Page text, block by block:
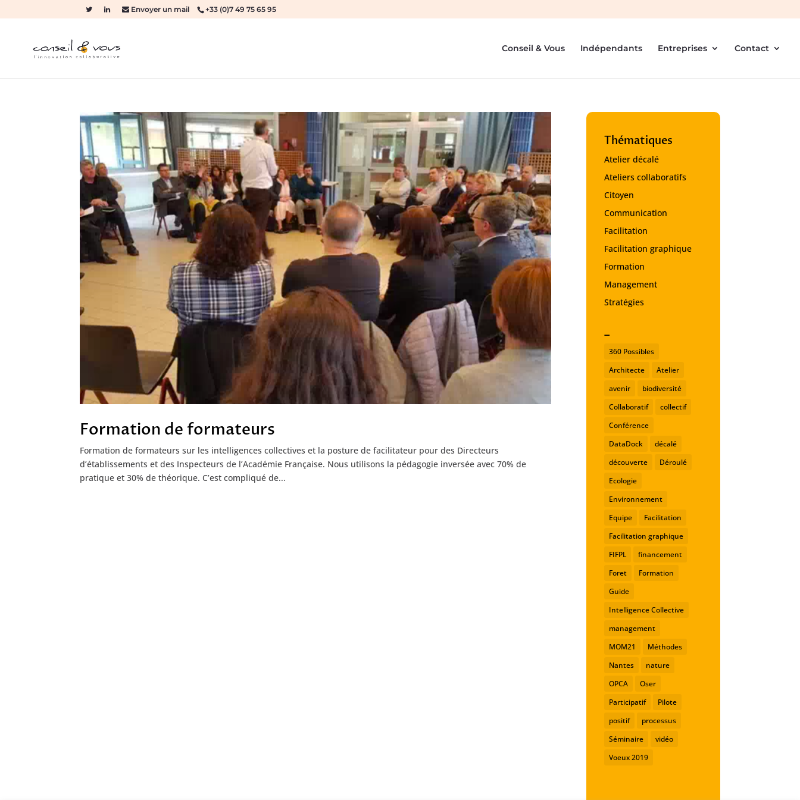
Envoyer un mail +33 (0)7 49 75 65 95
Conseil & Vous Indépendants Entreprises Contact
Formation de formateurs
Formation de formateurs sur les intelligences collectives et la posture de facilitateur pour des Directeurs
d’établissements et des Inspecteurs de l’Académie Française. Nous utilisons la pédagogie inversée avec 70% de
pratique et 30% de théorique. C’est compliqué de...
Thématiques
Atelier décalé
Ateliers collaboratifs
Citoyen
Communication
Facilitation
Facilitation graphique
Formation
Management
Stratégies
_
360 Possibles
Architecte
Atelier
avenir
biodiversité
Collaboratif
collectif
Conférence
DataDock
décalé
découverte
Déroulé
Ecologie
Environnement
Equipe
Facilitation
Facilitation graphique
FIFPL
financement
Foret
Formation
Guide
Intelligence Collective
management
MOM21
Méthodes
Nantes
nature
OPCA
Oser
Participatif
Pilote
positif
processus
Séminaire
vidéo
Voeux 2019